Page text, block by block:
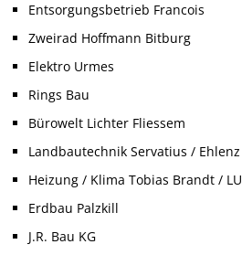
Entsorgungsbetrieb Francois
Zweirad Hoffmann Bitburg
Elektro Urmes
Rings Bau
Bürowelt Lichter Fliessem
Landbautechnik Servatius / Ehlenz
Heizung / Klima Tobias Brandt / LU
Erdbau Palzkill
J.R. Bau KG